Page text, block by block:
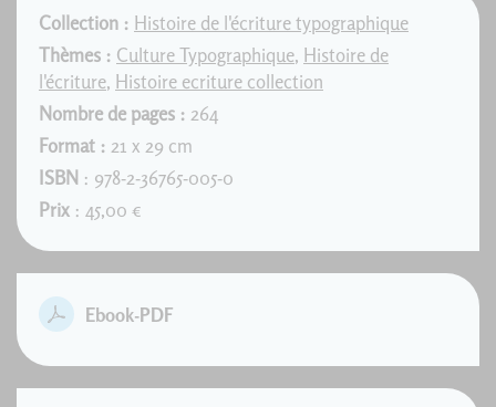
Collection : Histoire de l'écriture typographique
Thèmes : Culture Typographique, Histoire de
l'écriture, Histoire ecriture collection
Nombre de pages : 264
Format : 21 x 29 cm
ISBN : 978-2-36765-005-0
Prix : 45,00 €
Ebook-PDF